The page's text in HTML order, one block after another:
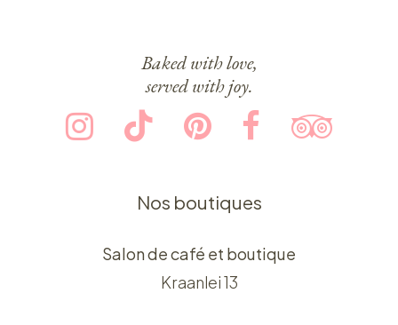
Baked with love,
served with joy.
Nos boutiques
Salon de café et boutique
Kraanlei 13